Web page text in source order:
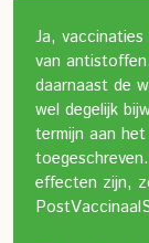
Ja,
van antistoffen.
daarnaast de
wel degelijk
termijn aan
effecten zijn,